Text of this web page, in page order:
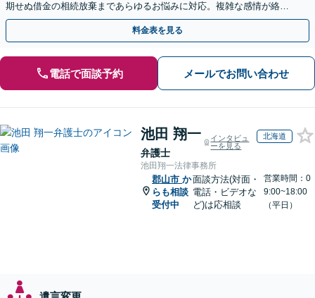
期せぬ借金の相続放棄まであらゆるお悩みに対応。複雑な感情が絡む
相続トラブルもまずはご相談ください。WEB面談可。
料金表を見る
電話で面談予約 メールでお問い合わせ
池田 翔一
弁護士
インタビュ
ーを見る
北海道
池田翔一法律事務所
郡山市 か
らも相談
受付中
面談方法(対面・
電話・ビデオな
ど)は応相談
営業時間：0
9:00~18:00
（平日）